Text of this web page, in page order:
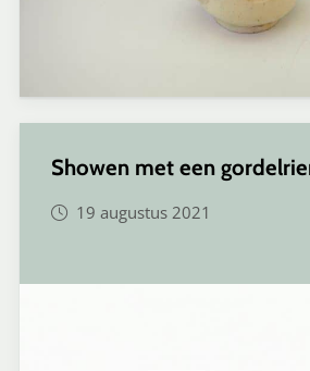
Showen met een
19 augustus 2021